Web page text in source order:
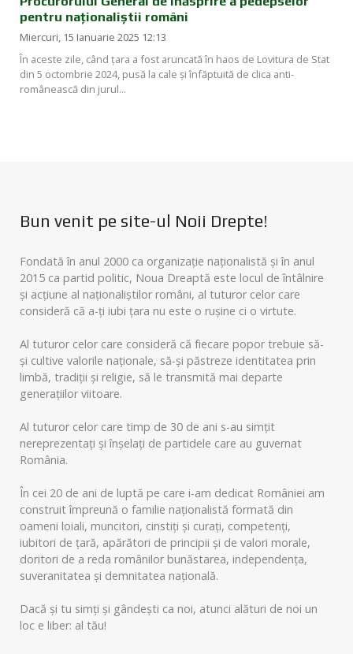
pentru naționaliștii români
Miercuri, 15 Ianuarie 2025 12:13
În aceste zile, când țara a fost aruncată în haos de Lovitura de Stat
din 5 octombrie 2024, pusă la cale și înfăptuită de clica anti-
românească din jurul...
Bun venit pe site-ul Noii Drepte!
Fondată în anul 2000 ca organizație naționalistă și în anul
2015 ca partid politic, Noua Dreaptă este locul de întâlnire
și acțiune al naționaliștilor români, al tuturor celor care
consideră că a-ți iubi țara nu este o rușine ci o virtute.
Al tuturor celor care consideră că fiecare popor trebuie să-
și cultive valorile naționale, să-și păstreze identitatea prin
limbă, tradiții și religie, să le transmită mai departe
generațiilor viitoare.
Al tuturor celor care timp de 30 de ani s-au simțit
nereprezentați și înșelați de partidele care au guvernat
România.
În cei 20 de ani de luptă pe care i-am dedicat României am
construit împreună o familie naționalistă formată din
oameni loiali, muncitori, cinstiți și curați, competenți,
iubitori de țară, apărători de principii și de valori morale,
doritori de a reda românilor bunăstarea, independența,
suveranitatea și demnitatea națională.
Dacă și tu simți și gândești ca noi, atunci alături de noi un
loc e liber: al tău!